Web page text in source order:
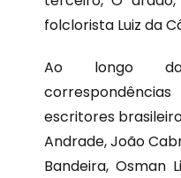
folclorista Luiz da
Ao longo
escritores
Andrade, João
Bandeira, Osman